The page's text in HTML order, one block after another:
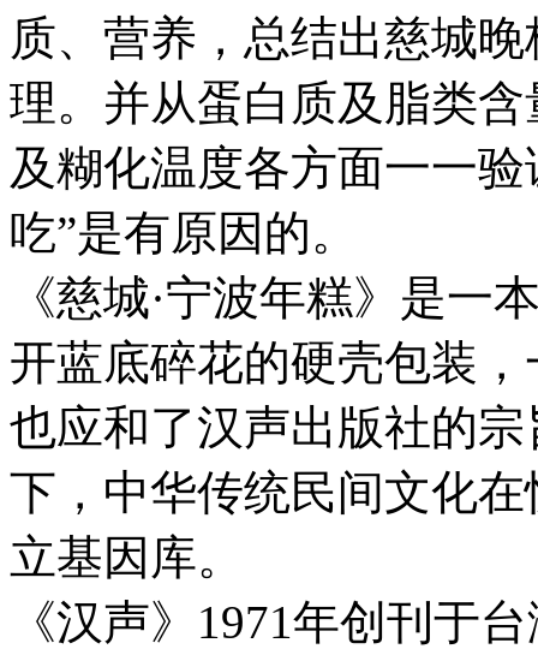
质、营养，总结出慈城
理。并从蛋白质及脂类
及糊化温度各方面一一
吃”是有原因的。
《慈城·宁波年糕》是一
开蓝底碎花的硬壳包装
也应和了汉声出版社的
下，中华传统民间文化
立基因库。
《汉声》1971年创刊于